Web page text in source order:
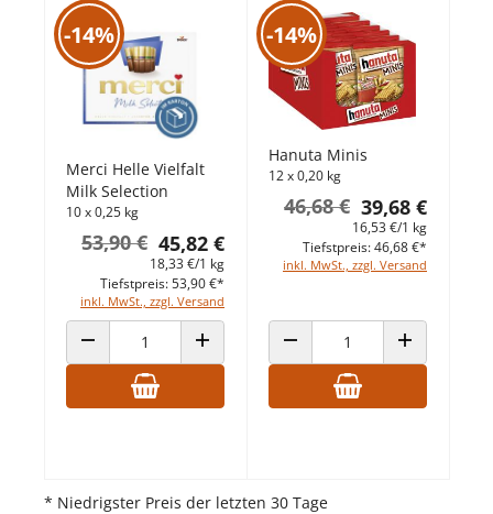
-14%
Merci Helle Vielfalt
Milk Selection
10 x 0,25 kg
45,82 €
53,90 €
18,33 €/1 kg
inkl. MwSt., zzgl. Versand
Tiefstpreis: 53,90 €*
ANZAHL VERRINGERNANZAHL ERHÖHEN
-14%
Hanuta Minis
12 x 0,20 kg
39,68 €
46,68 €
16,53 €/1 kg
inkl. MwSt., zzgl. Versand
Tiefstpreis: 46,68 €*
ANZAHL VERRINGERNANZAHL
* Niedrigster Preis der letzten 30 Tage